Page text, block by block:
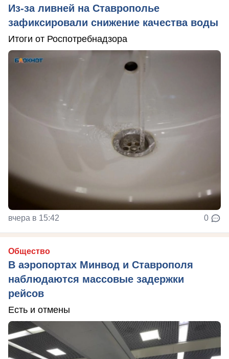
Из-за ливней на Ставрополье
зафиксировали снижение качества воды
Итоги от Роспотребнадзора
вчера в 15:42 0
Общество
В аэропортах Минвод и Ставрополя
наблюдаются массовые задержки
рейсов
Есть и отмены